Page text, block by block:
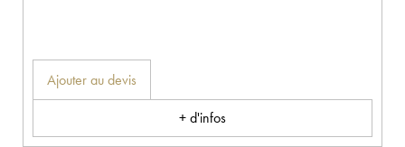
Ajouter au devis
+ d'infos